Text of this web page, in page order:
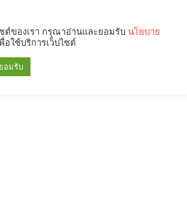
ต์ของเรา กรุณาอ่านและยอมรับ นโยบาย
อใช้บริการเว็บไซต์
ยอมรับ